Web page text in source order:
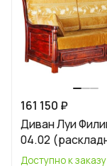
161 150 ₽
Диван Луи
04.02
Доступно к заказу